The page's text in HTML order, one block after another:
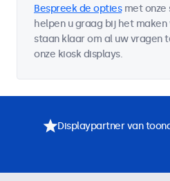
Bespreek de optiesmet onze
helpen u graag bij het maken
staan klaar om al uw vragen
onze kiosk displays.
Displaypartner van